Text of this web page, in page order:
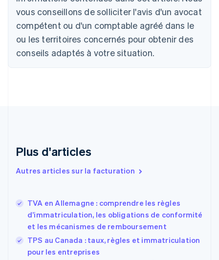
vous conseillons de solliciter l'avis d'un avocat
compétent ou d'un comptable agréé dans le
ou les territoires concernés pour obtenir des
conseils adaptés à votre situation.
Plus d'articles
Autres articles sur la facturation
TVA en Allemagne : comprendre les règles
d’immatriculation, les obligations de conformité
et les mécanismes de remboursement
TPS au Canada : taux, règles et immatriculation
pour les entreprises
DeutschEnglish
Belgique
Nederlands Français English
Brésil
PortuguêsEnglish
Bulgarie
Canada
Danemark
English
Émirats arabes unis
EspañolEnglish
Estonie
États-Unis
EnglishEspañol简体中文
Finlande